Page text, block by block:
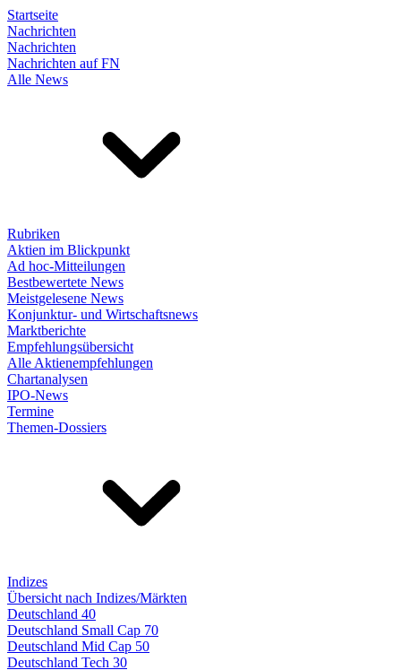
Startseite
Nachrichten
Nachrichten
Nachrichten auf FN
Alle News
Rubriken
Aktien im Blickpunkt
Ad hoc-Mitteilungen
Bestbewertete News
Meistgelesene News
Konjunktur- und Wirtschaftsnews
Marktberichte
Empfehlungsübersicht
Alle Aktienempfehlungen
Chartanalysen
IPO-News
Termine
Themen-Dossiers
Indizes
Übersicht nach Indizes/Märkten
Deutschland 40
Deutschland Small Cap 70
Deutschland Mid Cap 50
Deutschland Tech 30